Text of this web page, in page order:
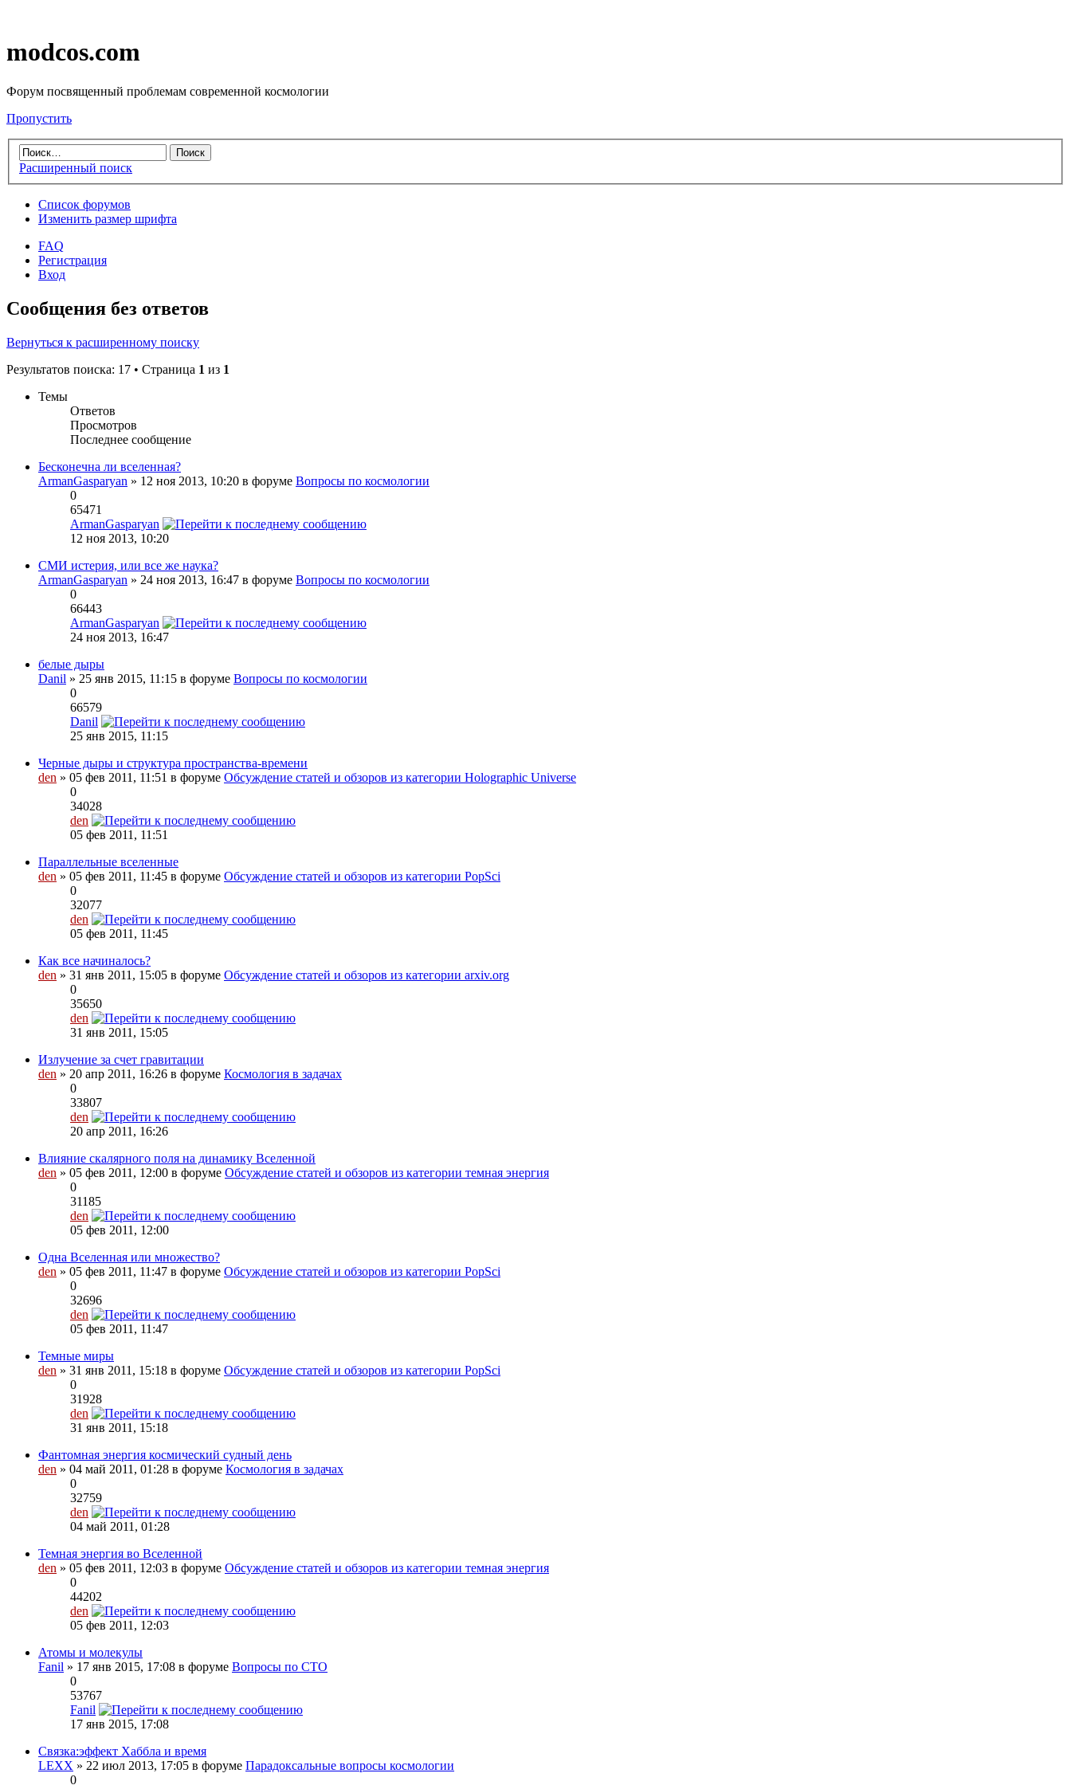
modcos.com
Форум посвященный проблемам современной космологии
Пропустить
Расширенный поиск
Список форумов
Изменить размер шрифта
FAQ
Регистрация
Вход
Сообщения без ответов
Вернуться к расширенному поиску
Результатов поиска: 17 • Страница 1 из 1
Темы
Ответов
Просмотров
Последнее сообщение
Бесконечна ли вселенная?
ArmanGasparyan » 12 ноя 2013, 10:20 в форуме Вопросы по космологии
0
65471
ArmanGasparyan
12 ноя 2013, 10:20
СМИ истерия, или все же наука?
ArmanGasparyan » 24 ноя 2013, 16:47 в форуме Вопросы по космологии
0
66443
ArmanGasparyan
24 ноя 2013, 16:47
белые дыры
Danil » 25 янв 2015, 11:15 в форуме Вопросы по космологии
0
66579
Danil
25 янв 2015, 11:15
Черные дыры и структура пространства-времени
den » 05 фев 2011, 11:51 в форуме Обсуждение статей и обзоров из категории Holographic Universe
0
34028
den
05 фев 2011, 11:51
Параллельные вселенные
den » 05 фев 2011, 11:45 в форуме Обсуждение статей и обзоров из категории PopSci
0
32077
den
05 фев 2011, 11:45
Как все начиналось?
den » 31 янв 2011, 15:05 в форуме Обсуждение статей и обзоров из категории arxiv.org
0
35650
den
31 янв 2011, 15:05
Излучение за счет гравитации
den » 20 апр 2011, 16:26 в форуме Космология в задачах
0
33807
den
20 апр 2011, 16:26
Влияние скалярного поля на динамику Вселенной
den » 05 фев 2011, 12:00 в форуме Обсуждение статей и обзоров из категории темная энергия
0
31185
den
05 фев 2011, 12:00
Одна Вселенная или множество?
den » 05 фев 2011, 11:47 в форуме Обсуждение статей и обзоров из категории PopSci
0
32696
den
05 фев 2011, 11:47
Темные миры
den » 31 янв 2011, 15:18 в форуме Обсуждение статей и обзоров из категории PopSci
0
31928
den
31 янв 2011, 15:18
Фантомная энергия космический судный день
den » 04 май 2011, 01:28 в форуме Космология в задачах
0
32759
den
04 май 2011, 01:28
Темная энергия во Вселенной
den » 05 фев 2011, 12:03 в форуме Обсуждение статей и обзоров из категории темная энергия
0
44202
den
05 фев 2011, 12:03
Атомы и молекулы
Fanil » 17 янв 2015, 17:08 в форуме Вопросы по СТО
0
53767
Fanil
17 янв 2015, 17:08
Связка:эффект Хаббла и время
LEXX » 22 июл 2013, 17:05 в форуме Парадоксальные вопросы космологии
0